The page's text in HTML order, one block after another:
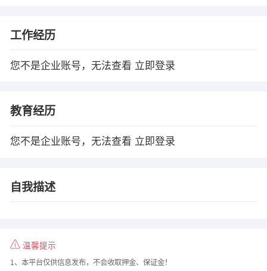
工作经历
您不是企业账号，无法查看 立即登录
教育经历
您不是企业账号，无法查看 立即登录
自我描述
温馨提示
1、本平台仅供信息发布，不会收取押金、保证金！